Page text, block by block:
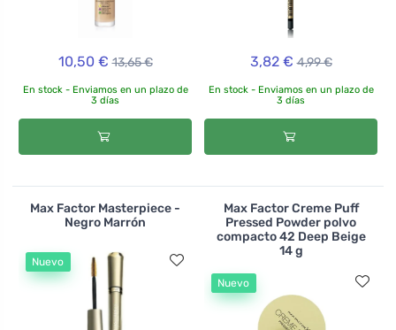
10,50 € 13,65 €
En stock - Enviamos en un plazo de
3 días
3,82 € 4,99 €
En stock - Enviamos en un plazo de
3 días
Max Factor Masterpiece -
Negro Marrón
Nuevo
Max Factor Creme Puff
Pressed Powder polvo
compacto 42 Deep Beige
14 g
Nuevo